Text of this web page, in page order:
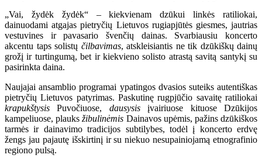
„Vai, žydėk žydėk“ – kiekvienam dzūkui linkės ratiliokai,
dainuodami atgajas pietryčių Lietuvos rugiapjūtės giesmes, jautrias
vestuvines ir pavasario švenčių dainas. Svarbiausiu koncerto
akcentu taps solistų čilbavimas, atskleisiantis ne tik dzūkiškų dainų
grožį ir turtingumą, bet ir kiekvieno solisto atrastą savitą santykį su
pasirinkta daina.
Naujajai ansamblio programai ypatingos dvasios suteiks autentiškas
pietryčių Lietuvos patyrimas. Paskutinę rugpjūčio savaitę ratiliokai
krapukštysis Puvočiuose, dausysisįvairiuose kituose Dzūkijos
kampeliuose, plauksžibulinėmis Dainavos upėmis, pažins dzūkiškos
tarmės ir dainavimo tradicijos subtilybes, todėl į koncerto erdvę
žengs jau pajautę išskirtinį ir su niekuo nesupainiojamą etnografinio
regiono pulsą.